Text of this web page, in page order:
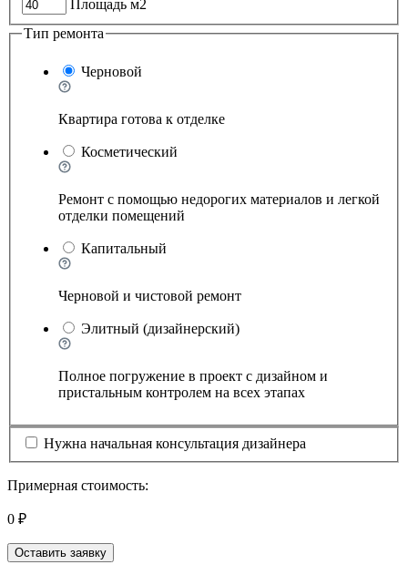
Площадь м2
Тип ремонта
Черновой
Квартира готова к отделке
Косметический
Ремонт с помощью недорогих материалов и легкой
отделки помещений
Капитальный
Черновой и чистовой ремонт
Элитный (дизайнерский)
Полное погружение в проект с дизайном и
пристальным контролем на всех этапах
Нужна начальная консультация дизайнера
Примерная стоимость:
0 ₽
Оставить заявку